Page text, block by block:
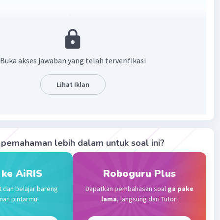
paralel adalah rangkaian listrik yang dibentuk oleh
komponen dan dihubungkan dalam beberapa cabang. Arus
tiap cabang, lebih besar dibanding arus dalam
seri. Sehingga komponen penyusunnya mendapat arus
Contoh rangkaian paralel adalah lampu lalu lintas.
Level 33
09:50
listrik paralel
Buka akses jawaban yang telah terverifikasi
Lihat Iklan
lebih dalam untuk soal ini?
AiRIS
dan belajar bareng
pintarmu!
Roboguru Plus
Dapatkan pembahasan soal ga pake
lama, langsung dari Tutor!